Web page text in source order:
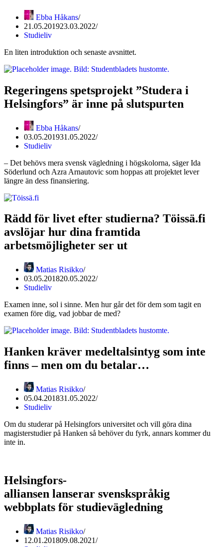
Ebba Håkans
21.05.201923.03.2022
Studieliv
En liten introduktion och senaste avsnittet.
Regeringens spetsprojekt ”Studera i
Helsingfors” är inne på slutspurten
Ebba Håkans
03.05.201931.05.2022
Studieliv
– Det behövs mera svensk vägledning i högskolorna, säger Ida
Söderlund och Azra Arnautovic som hoppas att projektet lever
längre än dess finansiering.
Rädd för livet efter studierna? Töissä.fi
avslöjar hur dina framtida
arbetsmöjligheter ser ut
Matias Risikko
03.05.201820.05.2022
Studieliv
Examen inne, sol i sinne. Men hur går det för dem som tagit en
examen före dig, vad jobbar de med?
Hanken kräver medeltalsintyg som inte
finns – men om du betalar…
Matias Risikko
05.04.201831.05.2022
Studieliv
Om du studerar på Helsingfors universitet och vill göra dina
magisterstudier på Hanken så behöver du fyrk, annars kommer du
inte in.
Helsingfors-
alliansen lanserar svenskspråkig
webbplats för studievägledning
Matias Risikko
12.01.201809.08.2021